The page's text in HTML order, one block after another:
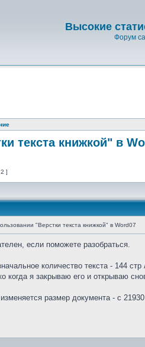
Высокие
Форум
текста книжкой" в
]
"Верстки текста книжкой" в Word07
если поможете разобраться.
количество текста - 144
когда я закрываю его и открываю
размер документа - с